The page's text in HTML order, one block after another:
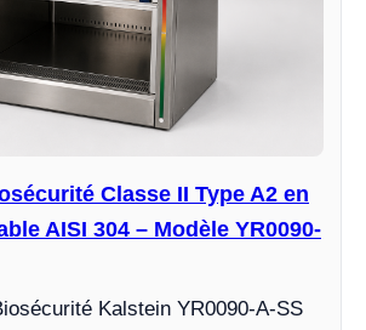
Classe II Type A2 en
AISI 304 – Modèle YR0090-
Kalstein YR0090-A-SS